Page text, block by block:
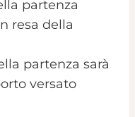
partenza
resa della
partenza sarà
versato